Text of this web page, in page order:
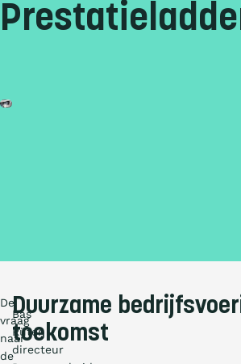
De
vraag
naar
de
Bas
Rüter,
directeur
Duurzame
toekomst